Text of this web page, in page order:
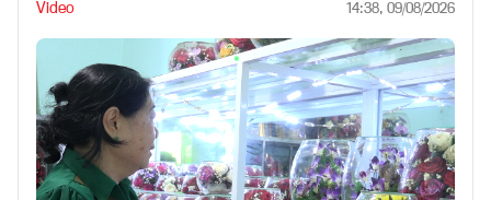
Video 14:38, 09/08/2026